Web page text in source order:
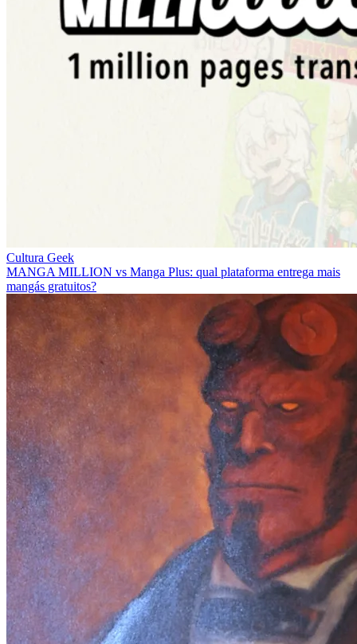
Cultura Geek
MANGA MILLION vs Manga Plus: qual plataforma entrega mais
mangás gratuitos?